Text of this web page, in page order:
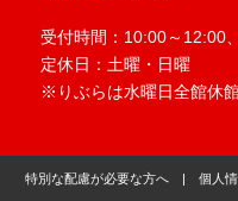
受付時間：10:00～12:00
定休日：土曜・日曜
※りぶらは水曜日全館休
特別な配慮が必要な方へ | 個人